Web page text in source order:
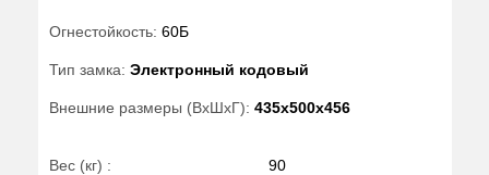
Огнестойкость: 60Б
Тип замка: Электронный кодовый
Внешние размеры (ВхШхГ): 435x500x456
Вес (кг) : 90